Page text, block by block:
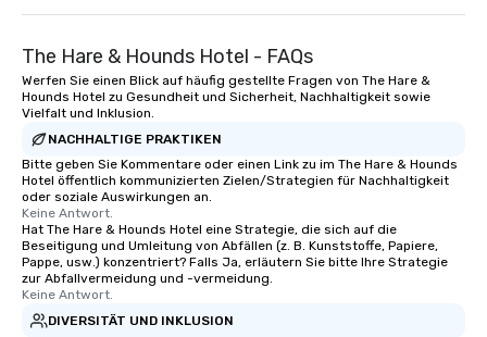
The Hare & Hounds Hotel - FAQs
Werfen Sie einen Blick auf häufig gestellte Fragen von The Hare &
Hounds Hotel zu Gesundheit und Sicherheit, Nachhaltigkeit sowie
Vielfalt und Inklusion.
NACHHALTIGE PRAKTIKEN
Bitte geben Sie Kommentare oder einen Link zu im The Hare & Hounds
Hotel öffentlich kommunizierten Zielen/Strategien für Nachhaltigkeit
oder soziale Auswirkungen an.
Keine Antwort.
Hat The Hare & Hounds Hotel eine Strategie, die sich auf die
Beseitigung und Umleitung von Abfällen (z. B. Kunststoffe, Papiere,
Pappe, usw.) konzentriert? Falls Ja, erläutern Sie bitte Ihre Strategie
zur Abfallvermeidung und -vermeidung.
Keine Antwort.
DIVERSITÄT UND INKLUSION